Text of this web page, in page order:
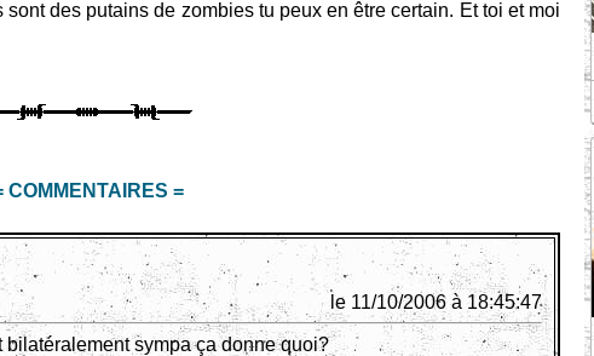
des putains de zombies tu peux en être certain. Et toi et moi
COMMENTAIRES =
le 11/10/2006 à 18:45:47
bilatéralement sympa ça donne quoi?